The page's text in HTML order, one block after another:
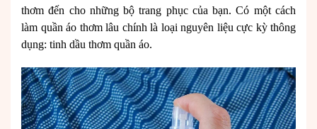
thơm đến cho những bộ trang phục của bạn. Có một cách
làm quần áo thơm lâu chính là loại nguyên liệu cực kỳ thông
dụng: tinh dầu thơm quần áo.